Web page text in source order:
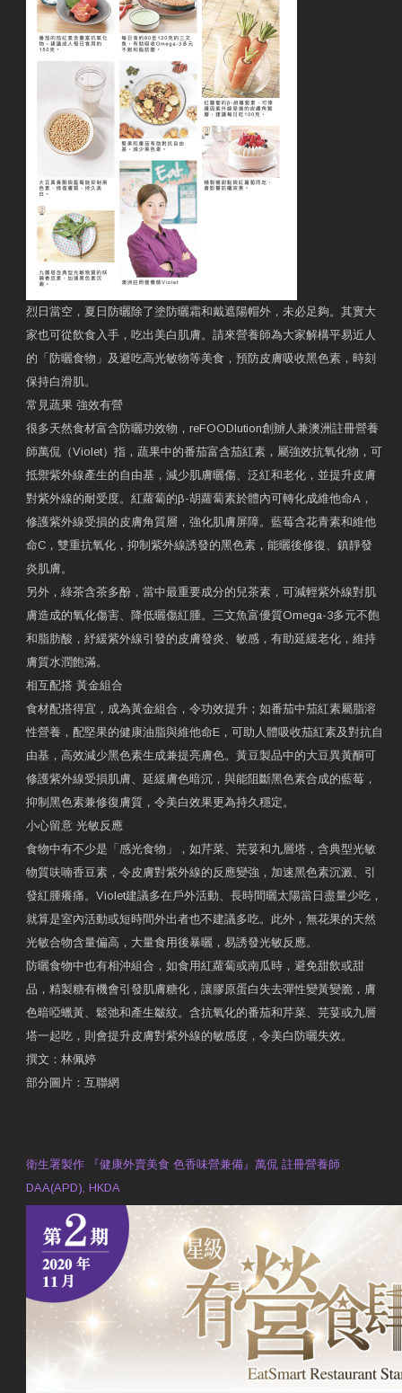
烈日當空，夏日防曬除了塗防曬霜和戴遮陽帽外，未必足夠。其實大
家也可從飲食入手，吃出美白肌膚。請來營養師為大家解構平易近人
的「防曬食物」及避吃高光敏物等美食，預防皮膚吸收黑色素，時刻
保持白滑肌。
常見蔬果 強效有營
很多天然食材富含防曬功效物，reFOODlution創辧人兼澳洲註冊營養
師萬侃（Violet）指，蔬果中的番茄富含茄紅素，屬強效抗氧化物，可
抵禦紫外線產生的自由基，減少肌膚曬傷、泛紅和老化，並提升皮膚
對紫外線的耐受度。紅蘿蔔的β-胡蘿蔔素於體內可轉化成維他命A，
修護紫外線受損的皮膚角質層，強化肌膚屏障。藍莓含花青素和維他
命C，雙重抗氧化，抑制紫外線誘發的黑色素，能曬後修復、鎮靜發
炎肌膚。
另外，綠茶含茶多酚，當中最重要成分的兒茶素，可減輕紫外線對肌
膚造成的氧化傷害、降低曬傷紅腫。三文魚富優質Omega-3多元不飽
和脂肪酸，紓緩紫外線引發的皮膚發炎、敏感，有助延緩老化，維持
膚質水潤飽滿。
相互配搭 黃金組合
食材配搭得宜，成為黃金組合，令功效提升；如番茄中茄紅素屬脂溶
性營養，配堅果的健康油脂與維他命E，可助人體吸收茄紅素及對抗自
由基，高效減少黑色素生成兼提亮膚色。黃豆製品中的大豆異黃酮可
修護紫外線受損肌膚、延緩膚色暗沉，與能阻斷黑色素合成的藍莓，
抑制黑色素兼修復膚質，令美白效果更為持久穩定。
小心留意 光敏反應
食物中有不少是「感光食物」，如芹菜、芫荽和九層塔，含典型光敏
物質呋喃香豆素，令皮膚對紫外線的反應變強，加速黑色素沉澱、引
發紅腫癢痛。Violet建議多在戶外活動、長時間曬太陽當日盡量少吃，
就算是室內活動或短時間外出者也不建議多吃。此外，無花果的天然
光敏合物含量偏高，大量食用後暴曬，易誘發光敏反應。
防曬食物中也有相沖組合，如食用紅蘿蔔或南瓜時，避免甜飲或甜
品，精製糖有機會引發肌膚糖化，讓膠原蛋白失去彈性變黃變脆，膚
色暗啞蠟黃、鬆弛和產生皺紋。含抗氧化的番茄和芹菜、芫荽或九層
塔一起吃，則會提升皮膚對紫外線的敏感度，令美白防曬失效。
撰文：林佩婷
部分圖片：互聯網
衛生署製作 『健康外賣美食 色香味營兼備』萬侃 註冊營養師
DAA(APD), HKDA